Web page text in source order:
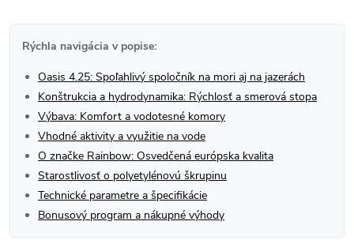
Rýchla navigácia v popise:
Oasis 4.25: Spoľahlivý spoločník na mori aj na jazerách
Konštrukcia a hydrodynamika: Rýchlosť a smerová stopa
Výbava: Komfort a vodotesné komory
Vhodné aktivity a využitie na vode
O značke Rainbow: Osvedčená európska kvalita
Starostlivosť o polyetylénovú škrupinu
Technické parametre a špecifikácie
Bonusový program a nákupné výhody